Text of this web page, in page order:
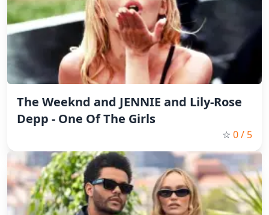
The Weeknd and JENNIE and Lily-Rose
Depp - One Of The Girls
☆ 0/ 5